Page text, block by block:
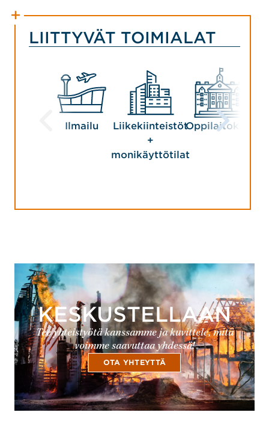
LIITTYVÄT TOIMIALAT
Ilmailu
Liikekiinteistöt
+
monikäyttötilat
Oppilaitokset
KESKUSTELLAAN
Tee yhteistyötä kanssamme ja kuvittele, mitä
voimme saavuttaa yhdessä!
OTA YHTEYTTÄ